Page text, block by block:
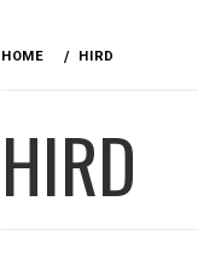
HOME HIRD
HIRD